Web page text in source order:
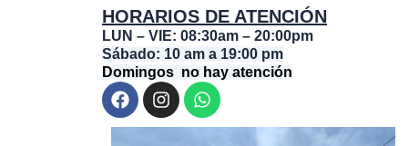
HORARIOS DE ATENCIÓN
LUN – VIE: 08:30am – 20:00pm
Sábado: 10 am a 19:00 pm
Domingos no hay atención
F
a
c
I
n
s
W
h
a